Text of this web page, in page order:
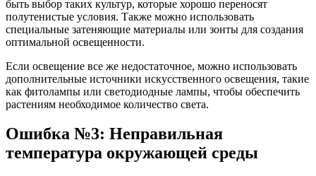
быть выбор таких культур, которые хорошо переносят
полутенистые условия. Также можно использовать
специальные затеняющие материалы или зонты для создания
оптимальной освещенности.
Если освещение все же недостаточное, можно использовать
дополнительные источники искусственного освещения, такие
как фитолампы или светодиодные лампы, чтобы обеспечить
растениям необходимое количество света.
Ошибка №3: Неправильная
температура окружающей среды